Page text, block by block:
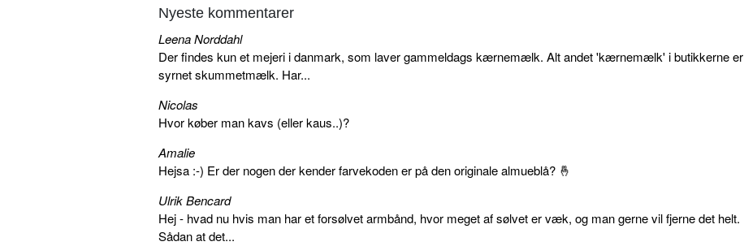
Nyeste kommentarer
Leena Norddahl
Der findes kun et mejeri i danmark, som laver gammeldags kærnemælk. Alt andet 'kærnemælk' i butikkerne er
syrnet skummetmælk. Har...
Nicolas
Hvor køber man kavs (eller kaus..)?
Amalie
Hejsa :-) Er der nogen der kender farvekoden er på den originale almueblå? 🤞
Ulrik Bencard
Hej - hvad nu hvis man har et forsølvet armbånd, hvor meget af sølvet er væk, og man gerne vil fjerne det helt.
Sådan at det...